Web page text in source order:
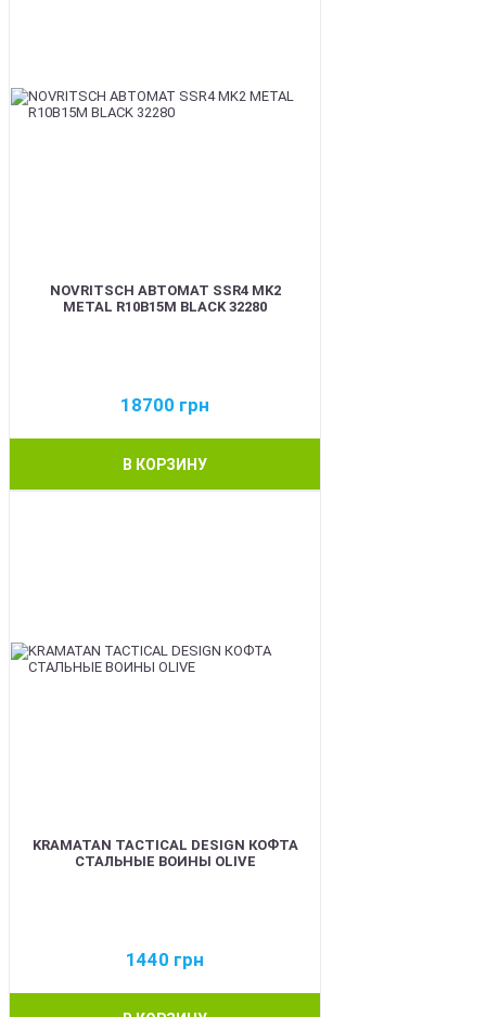
NOVRITSCH АВТОМАТ SSR4 MK2
METAL R10B15M BLACK 32280
18700 грн
В КОРЗИНУ
KRAMATAN TACTICAL DESIGN КОФТА
СТАЛЬНЫЕ ВОИНЫ OLIVE
1440 грн